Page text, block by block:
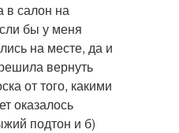
в салон на
бы у меня
на месте, да и
вернуть
от того, какими
оказалось
подтон и б)